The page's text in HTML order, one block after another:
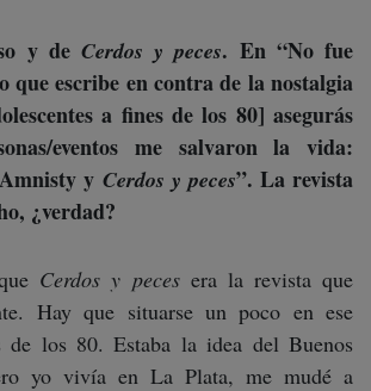
y de Cerdos y peces. En “No fue
que escribe en contra de la nostalgia
a fines de los 80] asegurás
eventos me salvaron la vida:
y Cerdos y peces”. La revista
¿verdad?
Cerdos y pecesera la revista que
Hay que situarse un poco en ese
de los 80. Estaba la idea del Buenos
yo vivía en La Plata, me mudé a